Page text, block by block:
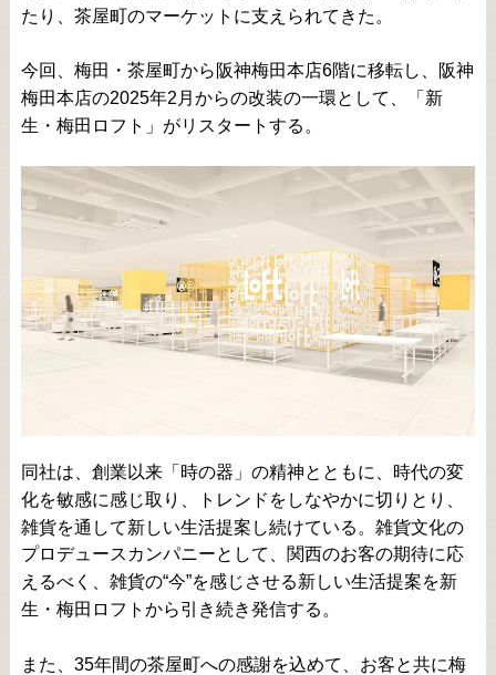
たり、茶屋町のマーケットに支えられてきた。
今回、梅田・茶屋町から阪神梅田本店6階に移転し、阪神
梅田本店の2025年2月からの改装の一環として、「新
生・梅田ロフト」がリスタートする。
同社は、創業以来「時の器」の精神とともに、時代の変
化を敏感に感じ取り、トレンドをしなやかに切りとり、
雑貨を通して新しい生活提案し続けている。雑貨文化の
プロデュースカンパニーとして、関西のお客の期待に応
えるべく、雑貨の“今”を感じさせる新しい生活提案を新
生・梅田ロフトから引き続き発信する。
また、35年間の茶屋町への感謝を込めて、お客と共に梅